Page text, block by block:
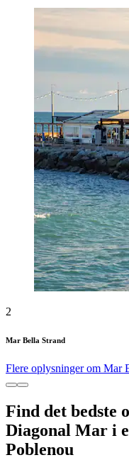
2
Mar Bella Strand
Flere oplysninger om Mar
Find det bedste
Diagonal Mar i
Poblenou